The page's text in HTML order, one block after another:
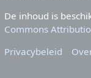
De inhoud is
Commons
Privacybeleid